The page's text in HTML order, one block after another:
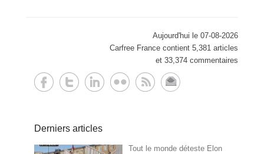
Aujourd'hui le 07-08-2026
Carfree France contient 5,381 articles
et 33,374 commentaires
Derniers articles
Tout le monde déteste Elon